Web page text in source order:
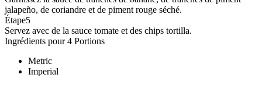
jalapeño, de coriandre et de piment rouge séché.
Étape5
Servez avec de la sauce tomate et des chips tortilla.
Ingrédients pour 4 Portions
Metric
Imperial